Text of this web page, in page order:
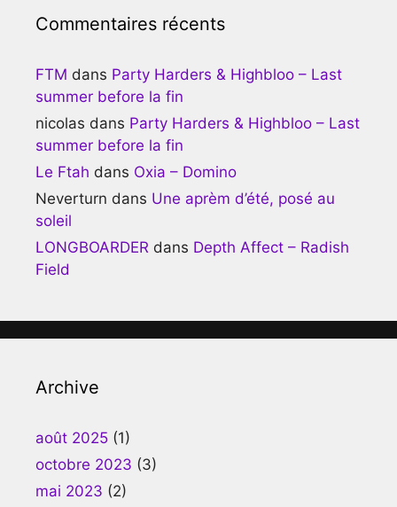
Commentaires récents
FTM dans Party Harders & Highbloo – Last
summer before la fin
nicolas dans Party Harders & Highbloo – Last
summer before la fin
Le Ftah dans Oxia – Domino
Neverturn dans Une aprèm d’été, posé au
soleil
LONGBOARDER dans Depth Affect – Radish
Field
Archive
août 2025 (1)
octobre 2023 (3)
mai 2023 (2)